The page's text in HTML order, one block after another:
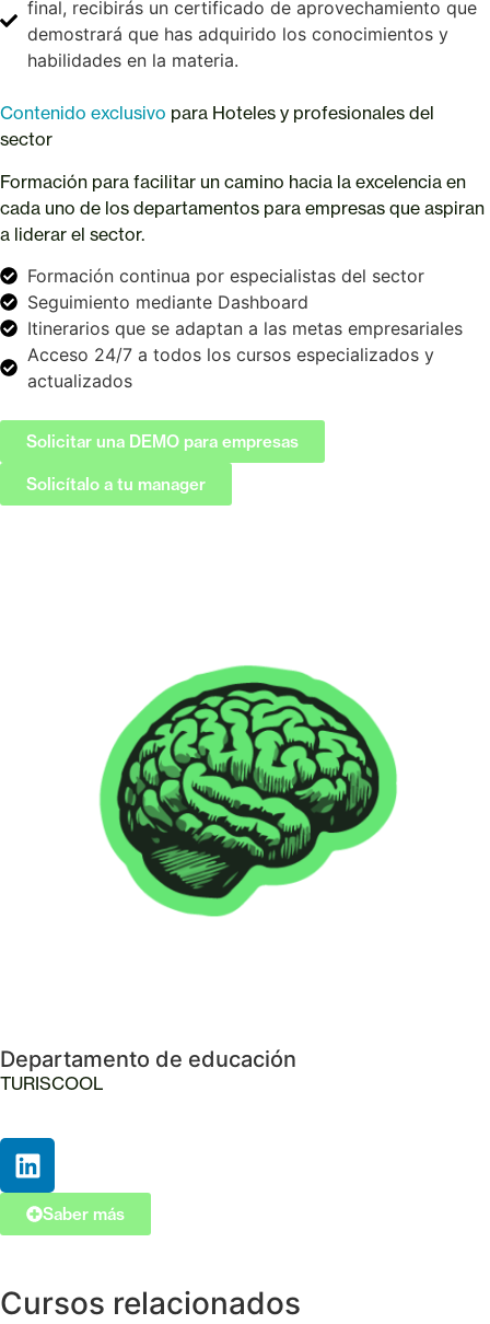
final, recibirás un certificado de aprovechamiento que
demostrará que has adquirido los conocimientos y
habilidades en la materia.
Contenido exclusivo para Hoteles y profesionales del
sector
Formación para facilitar un camino hacia la excelencia en
cada uno de los departamentos para empresas que aspiran
a liderar el sector.
Formación continua por especialistas del sector
Seguimiento mediante Dashboard
Itinerarios que se adaptan a las metas empresariales
Acceso 24/7 a todos los cursos especializados y
actualizados
Solicitar una DEMO para empresas
Solicítalo a tu manager
Departamento de educación
TURISCOOL
Saber más
Cursos relacionados